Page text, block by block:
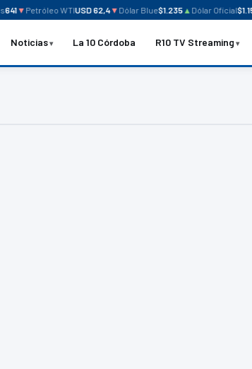
▼Petróleo WTIUSD 62,4▼Dólar Blue$1.235▲ Dólar Oficial$1.159
Noticias La 10 Córdoba R10 TV Streaming